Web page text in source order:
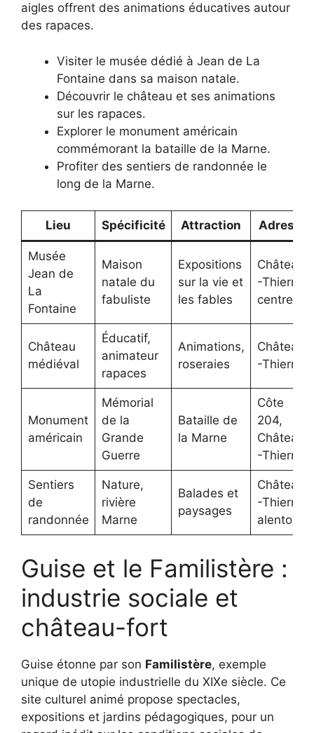
aigles offrent des animations éducatives autour
des rapaces.
Visiter le musée dédié à Jean de La
Fontaine dans sa maison natale.
Découvrir le château et ses animations
sur les rapaces.
Explorer le monument américain
commémorant la bataille de la Marne.
Profiter des sentiers de randonnée le
long de la Marne.
Lieu Spécificité Attraction Adresse
Musée
Jean de
La
Fontaine
Maison
natale du
fabuliste
Expositions
sur la vie et
les fables
Château
-Thierry
centre
Château
médiéval
Éducatif,
animateur
rapaces
Animations,
roseraies
Château
-Thierry
Monument
américain
Mémorial
de la
Grande
Guerre
Bataille de
la Marne
Côte
204,
Château
-Thierry
Sentiers
de
randonnée
Nature,
rivière
Marne
Balades et
paysages
Château
-Thierry
alentours
Guise et le Familistère :
industrie sociale et
château-fort
Guise étonne par son Familistère, exemple
unique de utopie industrielle du XIXe siècle. Ce
site culturel animé propose spectacles,
expositions et jardins pédagogiques, pour un